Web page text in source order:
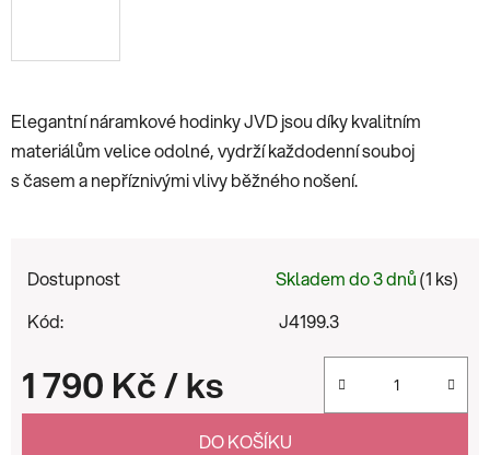
Elegantní náramkové hodinky JVD jsou díky kvalitním
materiálům velice odolné, vydrží každodenní souboj
s časem a nepříznivými vlivy běžného nošení.
Dostupnost Skladem do 3 dnů(1 ks)
Kód:
J4199.3
1 790 Kč/ ks
Měrná cena:
DO KOŠÍKU